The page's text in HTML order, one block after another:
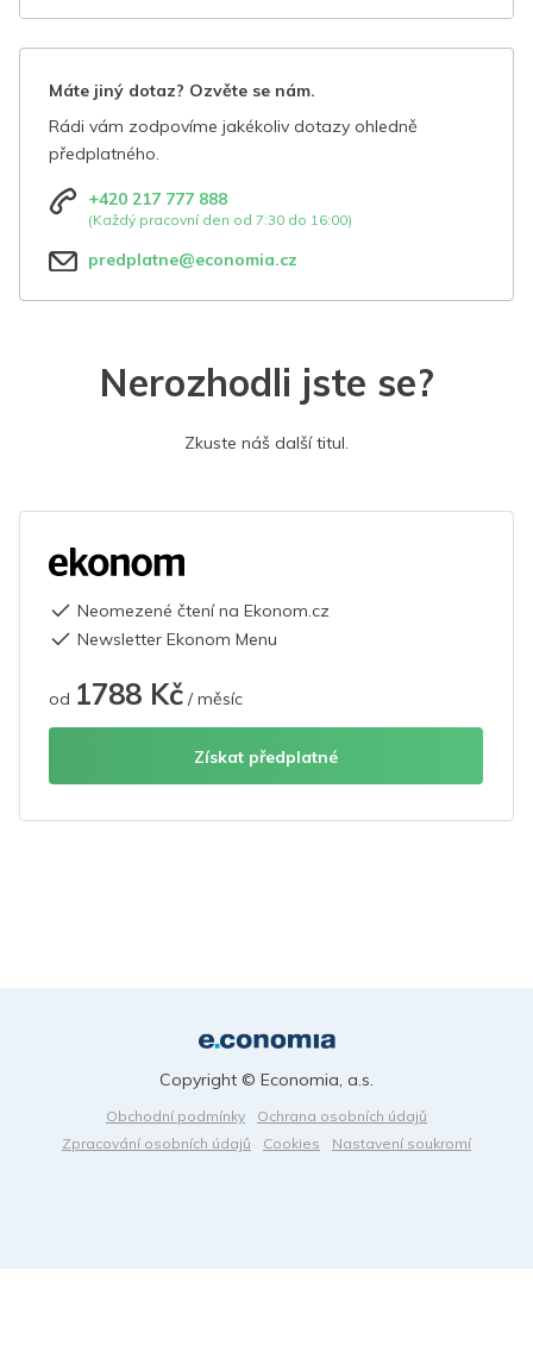
Máte jiný dotaz? Ozvěte se nám.
Rádi vám zodpovíme jakékoliv dotazy ohledně
předplatného.
+420 217 777 888
(Každý pracovní den od 7:30 do 16:00)
predplatne@economia.cz
Nerozhodli jste se?
Zkuste náš další titul.
Neomezené čtení na Ekonom.cz
Newsletter Ekonom Menu
od 1788 Kč / měsíc
Získat předplatné
Obchodní podmínky
Ochrana osobních údajů
Zpracování osobních údajů
Cookies Nastavení soukromí
Copyright © Economia, a.s.